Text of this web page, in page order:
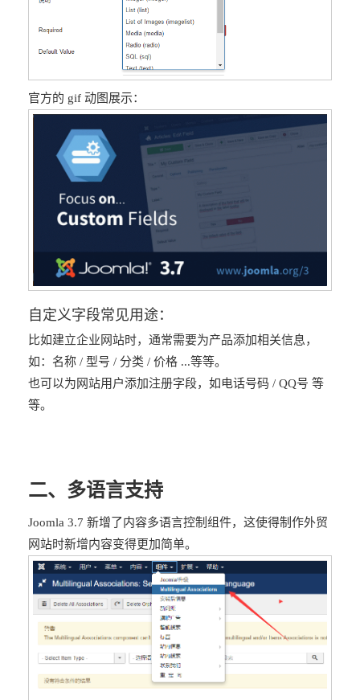
官方的 gif 动图展示：
自定义字段常见用途：
比如建立企业网站时，通常需要为产品添加相关信息，
如：名称 / 型号 / 分类 / 价格 ...等等。
也可以为网站用户添加注册字段，如电话号码 / QQ号 等
等。
二、多语言支持
Joomla 3.7 新增了内容多语言控制组件，这使得制作外贸
网站时新增内容变得更加简单。